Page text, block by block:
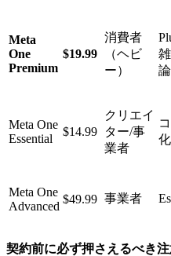
Meta
One
Premium
$19.99
消費者
（ヘビ
ー）
Meta One
Essential
$14.99
クリエイ
ター/事
業者
Meta One
Advanced
$49.99 事業者
契約前に必ず押さえるべき